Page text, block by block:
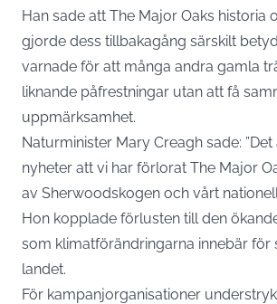
Han sade att The Major Oaks historia
gjorde dess tillbakagång särskilt
varnade för att många andra gamla
liknande påfrestningar utan att få
uppmärksamhet.
Naturminister Mary Creagh sade:
nyheter att vi har förlorat The Major
av Sherwoodskogen och vårt
Hon kopplade förlusten till den
som klimatförändringarna innebär för
landet.
För kampanjorganisationer